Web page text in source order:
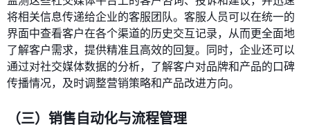
将相关信息传递给企业的客服团队。客服人员可以在统一的
界面中查看客户在各个渠道的历史交互记录，从而更全面地
了解客户需求，提供精准且高效的回复。同时，企业还可以
通过对社交媒体数据的分析，了解客户对品牌和产品的口碑
传播情况，及时调整营销策略和产品改进方向。
（三）销售自动化与流程管理